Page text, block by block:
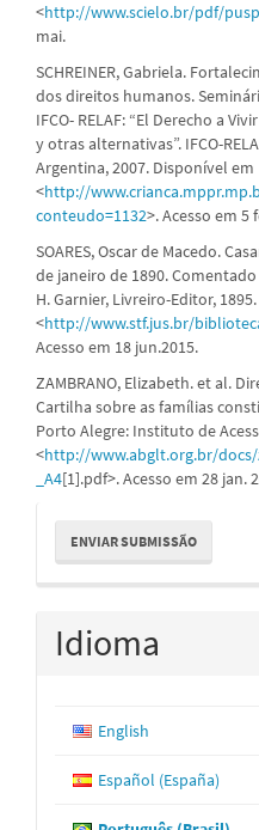
<http://www.scielo.br/pdf/
mai.
SCHREINER, Gabriela.
dos direitos humanos.
IFCO- RELAF: “El Derecho a
y otras alternativas”. IFCO-
Argentina, 2007. Disponível em
<http://
conteudo=1132>. Acesso em 5
SOARES, Oscar de Macedo.
de janeiro de 1890.
H. Garnier, Livreiro-Editor,
<http://www.stf.jus.br/
Acesso em 18 jun.2015.
ZAMBRANO, Elizabeth. et al.
Cartilha sobre as famílias
Porto Alegre: Instituto de
<http://www.abglt.org.br/
_A4[1].pdf>. Acesso em 28 jan.
Enviar
Submissão
ENVIAR SUBMISSÃO
Idioma
English
Español (España)